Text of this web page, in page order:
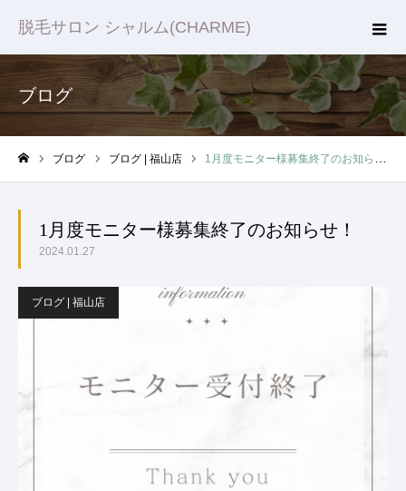
脱毛サロン シャルム(CHARME)
ブログ
ブログ ブログ | 福山店 1月度モニター様募集終了のお知らせ！
1月度モニター様募集終了のお知らせ！
2024.01.27
ブログ | 福山店